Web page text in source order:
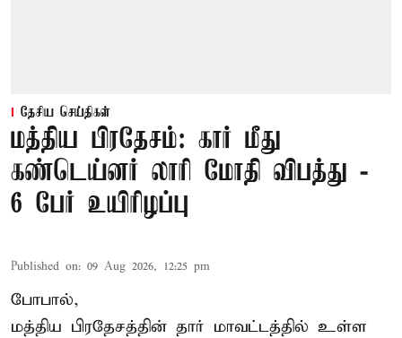
தேசிய செய்திகள்
மத்திய பிரதேசம்: கார் மீது
கண்டெய்னர் லாரி மோதி விபத்து -
6 பேர் உயிரிழப்பு
Published on: 09 Aug 2026, 12:25 pm
போபால்,
மத்திய பிரதேசத்தின் தார் மாவட்டத்தில் உள்ள